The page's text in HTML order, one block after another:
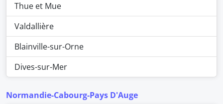
Thue et Mue
Valdallière
Blainville-sur-Orne
Dives-sur-Mer
Normandie-Cabourg-Pays D'Auge